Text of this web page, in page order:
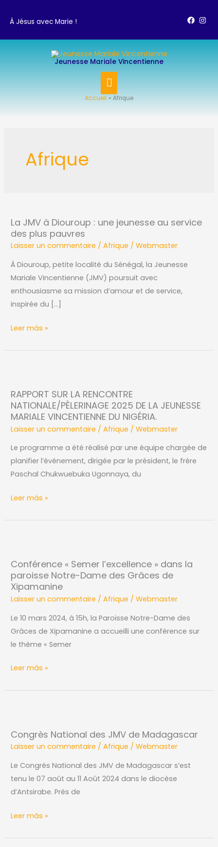
À Jésus avec Marie !
Jeunesse Mariale Vincentienne
MENU
PRINCIPAL
Accueil Afrique
Afrique
La JMV à Diouroup : une jeunesse au service
des plus pauvres
Laisser un commentaire /Afrique /Webmaster
À Diouroup, petite localité du Sénégal, la Jeunesse
Mariale Vincentienne (JMV) poursuit avec
enthousiasme sa mission d’amour et de service,
inspirée du […]
à
Diouroup
:
une
jeunesse
au
service
plus
Leer más »
RAPPORT SUR LA RENCONTRE
NATIONALE/PÈLERINAGE 2025 DE LA JEUNESSE
MARIALE VINCENTIENNE DU NIGÉRIA.
Laisser un commentaire /Afrique /Webmaster
Le programme a été réalisé par une équipe chargée de
planifier l’événement, dirigée par le président, le frère
Paschal Chukwuebuka Ugonnaya, du
LA
RENCONTRE
DE
LA
JEUNESSE
VINCENTIENNE
Leer más »
Conférence « Semer l’excellence » dans la
paroisse Notre-Dame des Grâces de
Xipamanine
Laisser un commentaire /Afrique /Webmaster
Le 10 mars 2024, à 15h, la Paroisse Notre-Dame des
Grâces de Xipamanine a accueilli une conférence sur
le thème « Semer
l’excellence »
dans
Notre-
Dame
des
de
Leer más »
Congrès National des JMV de Madagascar
Laisser un commentaire /Afrique /Webmaster
Le Congrès National des JMV de Madagascar s’est
tenu le 07 août au 11 Août 2024 dans le diocèse
d’Antsirabe. Près de
des
JMV
de
Madagascar
Leer más »